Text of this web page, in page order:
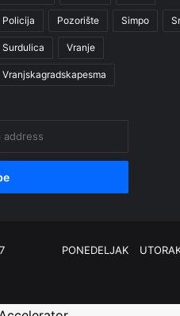
Policija Pozorište Simpo
Surdulica Vranje
Vranjskagradskapesma
PONEDELJAK